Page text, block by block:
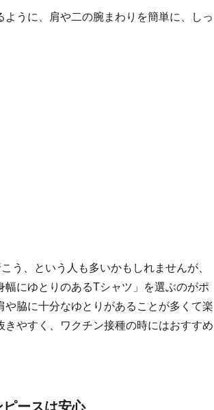
うに、肩や二の腕まわりを簡単に、しっ
う、という人も多いかもしれませんが、
にゆとりのあるTシャツ」を選ぶのがポ
脇に十分なゆとりがあることが多くて楽
やすく、ワクチン接種の時にはおすすめ
ピースは安心